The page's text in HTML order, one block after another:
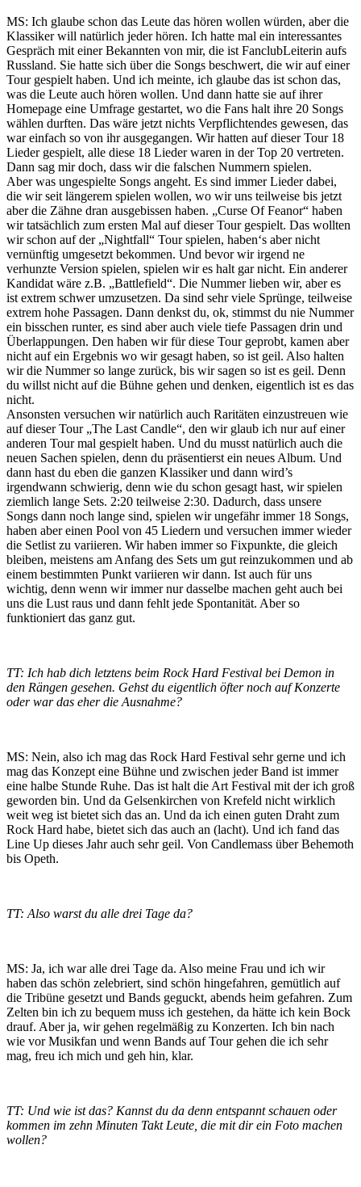
MS: Ich glaube schon das Leute das hören wollen würden, aber die
Klassiker will natürlich jeder hören. Ich hatte mal ein interessantes
Gespräch mit einer Bekannten von mir, die ist FanclubLeiterin aufs
Russland. Sie hatte sich über die Songs beschwert, die wir auf einer
Tour gespielt haben. Und ich meinte, ich glaube das ist schon das,
was die Leute auch hören wollen. Und dann hatte sie auf ihrer
Homepage eine Umfrage gestartet, wo die Fans halt ihre 20 Songs
wählen durften. Das wäre jetzt nichts Verpflichtendes gewesen, das
war einfach so von ihr ausgegangen. Wir hatten auf dieser Tour 18
Lieder gespielt, alle diese 18 Lieder waren in der Top 20 vertreten.
Dann sag mir doch, dass wir die falschen Nummern spielen.
Aber was ungespielte Songs angeht. Es sind immer Lieder dabei,
die wir seit längerem spielen wollen, wo wir uns teilweise bis jetzt
aber die Zähne dran ausgebissen haben. „Curse Of Feanor“ haben
wir tatsächlich zum ersten Mal auf dieser Tour gespielt. Das wollten
wir schon auf der „Nightfall“ Tour spielen, haben‘s aber nicht
vernünftig umgesetzt bekommen. Und bevor wir irgend ne
verhunzte Version spielen, spielen wir es halt gar nicht. Ein anderer
Kandidat wäre z.B. „Battlefield“. Die Nummer lieben wir, aber es
ist extrem schwer umzusetzen. Da sind sehr viele Sprünge, teilweise
extrem hohe Passagen. Dann denkst du, ok, stimmst du nie Nummer
ein bisschen runter, es sind aber auch viele tiefe Passagen drin und
Überlappungen. Den haben wir für diese Tour geprobt, kamen aber
nicht auf ein Ergebnis wo wir gesagt haben, so ist geil. Also halten
wir die Nummer so lange zurück, bis wir sagen so ist es geil. Denn
du willst nicht auf die Bühne gehen und denken, eigentlich ist es das
nicht.
Ansonsten versuchen wir natürlich auch Raritäten einzustreuen wie
auf dieser Tour „The Last Candle“, den wir glaub ich nur auf einer
anderen Tour mal gespielt haben. Und du musst natürlich auch die
neuen Sachen spielen, denn du präsentierst ein neues Album. Und
dann hast du eben die ganzen Klassiker und dann wird’s
irgendwann schwierig, denn wie du schon gesagt hast, wir spielen
ziemlich lange Sets. 2:20 teilweise 2:30. Dadurch, dass unsere
Songs dann noch lange sind, spielen wir ungefähr immer 18 Songs,
haben aber einen Pool von 45 Liedern und versuchen immer wieder
die Setlist zu variieren. Wir haben immer so Fixpunkte, die gleich
bleiben, meistens am Anfang des Sets um gut reinzukommen und ab
einem bestimmten Punkt variieren wir dann. Ist auch für uns
wichtig, denn wenn wir immer nur dasselbe machen geht auch bei
uns die Lust raus und dann fehlt jede Spontanität. Aber so
funktioniert das ganz gut.
TT: Ich hab dich letztens beim Rock Hard Festival bei Demon in
den Rängen gesehen. Gehst du eigentlich öfter noch auf Konzerte
oder war das eher die Ausnahme?
MS: Nein, also ich mag das Rock Hard Festival sehr gerne und ich
mag das Konzept eine Bühne und zwischen jeder Band ist immer
eine halbe Stunde Ruhe. Das ist halt die Art Festival mit der ich groß
geworden bin. Und da Gelsenkirchen von Krefeld nicht wirklich
weit weg ist bietet sich das an. Und da ich einen guten Draht zum
Rock Hard habe, bietet sich das auch an (lacht). Und ich fand das
Line Up dieses Jahr auch sehr geil. Von Candlemass über Behemoth
bis Opeth.
TT: Also warst du alle drei Tage da?
MS: Ja, ich war alle drei Tage da. Also meine Frau und ich wir
haben das schön zelebriert, sind schön hingefahren, gemütlich auf
die Tribüne gesetzt und Bands geguckt, abends heim gefahren. Zum
Zelten bin ich zu bequem muss ich gestehen, da hätte ich kein Bock
drauf. Aber ja, wir gehen regelmäßig zu Konzerten. Ich bin nach
wie vor Musikfan und wenn Bands auf Tour gehen die ich sehr
mag, freu ich mich und geh hin, klar.
TT: Und wie ist das? Kannst du da denn entspannt schauen oder
kommen im zehn Minuten Takt Leute, die mit dir ein Foto machen
wollen?